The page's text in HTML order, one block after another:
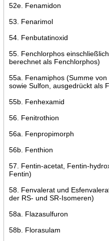
52e. Fenamidon
53. Fenarimol
54. Fenbutatinoxid
55. Fenchlorphos
berechnet als Fenchlorphos)
55a. Fenamiphos (Summe
sowie Sulfon, ausgedrückt als
55b. Fenhexamid
56. Fenitrothion
56a. Fenpropimorph
56b. Fenthion
57. Fentin-acetat, Fentin-
Fentin)
58. Fenvalerat und
der RS- und SR-Isomeren)
58a. Flazasulfuron
58b. Florasulam